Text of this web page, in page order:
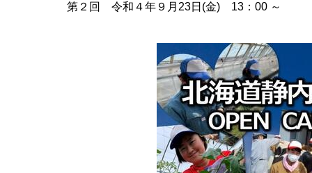
第２回 令和４年９月 23日 (金) 13 ： 00 ～